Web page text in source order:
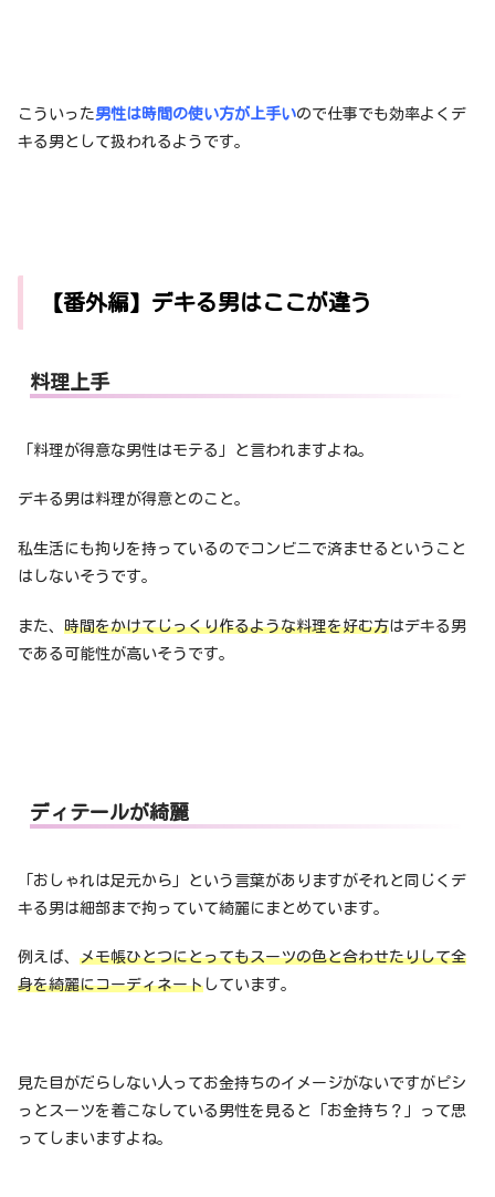
こういった男性は時間の使い方が上手いので仕事でも効率よくデ
キる男として扱われるようです。
【番外編】デキる男はここが違う
料理上手
「料理が得意な男性はモテる」と言われますよね。
デキる男は料理が得意とのこと。
私生活にも拘りを持っているのでコンビニで済ませるということ
はしないそうです。
また、 時間をかけてじっくり作るような料理を好む方はデキる男
である可能性が高いそうです。
ディテールが綺麗
「おしゃれは足元から」という言葉がありますがそれと同じくデ
キる男は細部まで拘っていて綺麗にまとめています。
例えば、 メモ帳ひとつにとってもスーツの色と合わせたりして全
身を綺麗にコーディネート しています。
見た目がだらしない人ってお金持ちのイメージがないですがピシ
っとスーツを着こなしている男性を見ると「お金持ち？」って思
ってしまいますよね。